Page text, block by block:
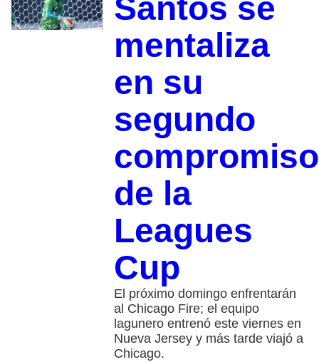
Santos se
mentaliza
en su
segundo
compromiso
de la
Leagues
Cup
El próximo domingo enfrentarán
al Chicago Fire; el equipo
lagunero entrenó este viernes en
Nueva Jersey y más tarde viajó a
Chicago.